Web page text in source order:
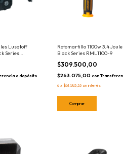
Lusqtoff
Series
o depósito
Rotomartillo 1100w 3.4
Black Series RML1100-9
$309.500,00
$263.075,00 con
6 x $51.583,33 sin interés